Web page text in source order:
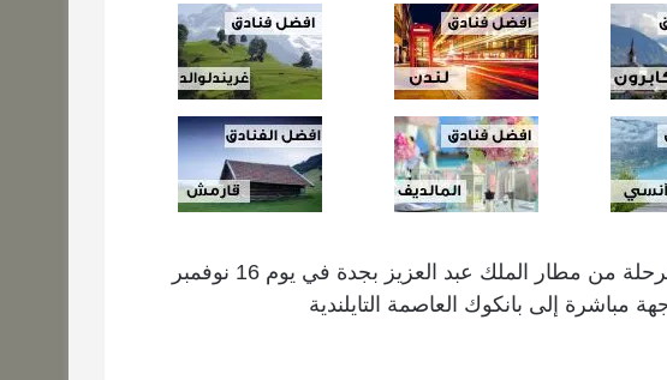
تقرير رحلتي الى تايلند 2023 انطلقت الرحلة من مطار الملك عبد العزيز بجدة في يوم 16 نوفمبر